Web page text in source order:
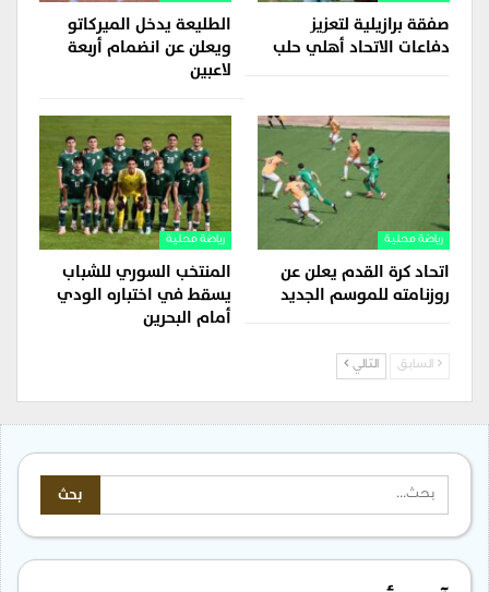
صفقة برازيلية لتعزيز
دفاعات الاتحاد أهلي حلب
الطليعة يدخل الميركاتو
ويعلن عن انضمام أربعة
لاعبين
رياضة محلية
اتحاد كرة القدم يعلن عن
روزنامته للموسم الجديد
رياضة محلية
المنتخب السوري للشباب
يسقط في اختباره الودي
أمام البحرين
السابق التالي